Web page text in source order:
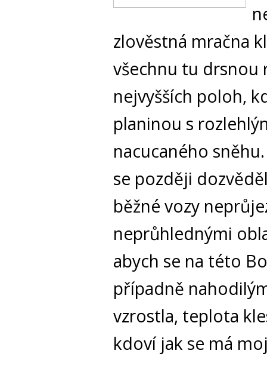
zlověstná mračna
všechnu tu drsnou
nejvyšších poloh,
planinou s
nacucaného
se později
běžné vozy
neprůhlednými
abych se na této
případně
vzrostla, teplota
kdoví jak se má